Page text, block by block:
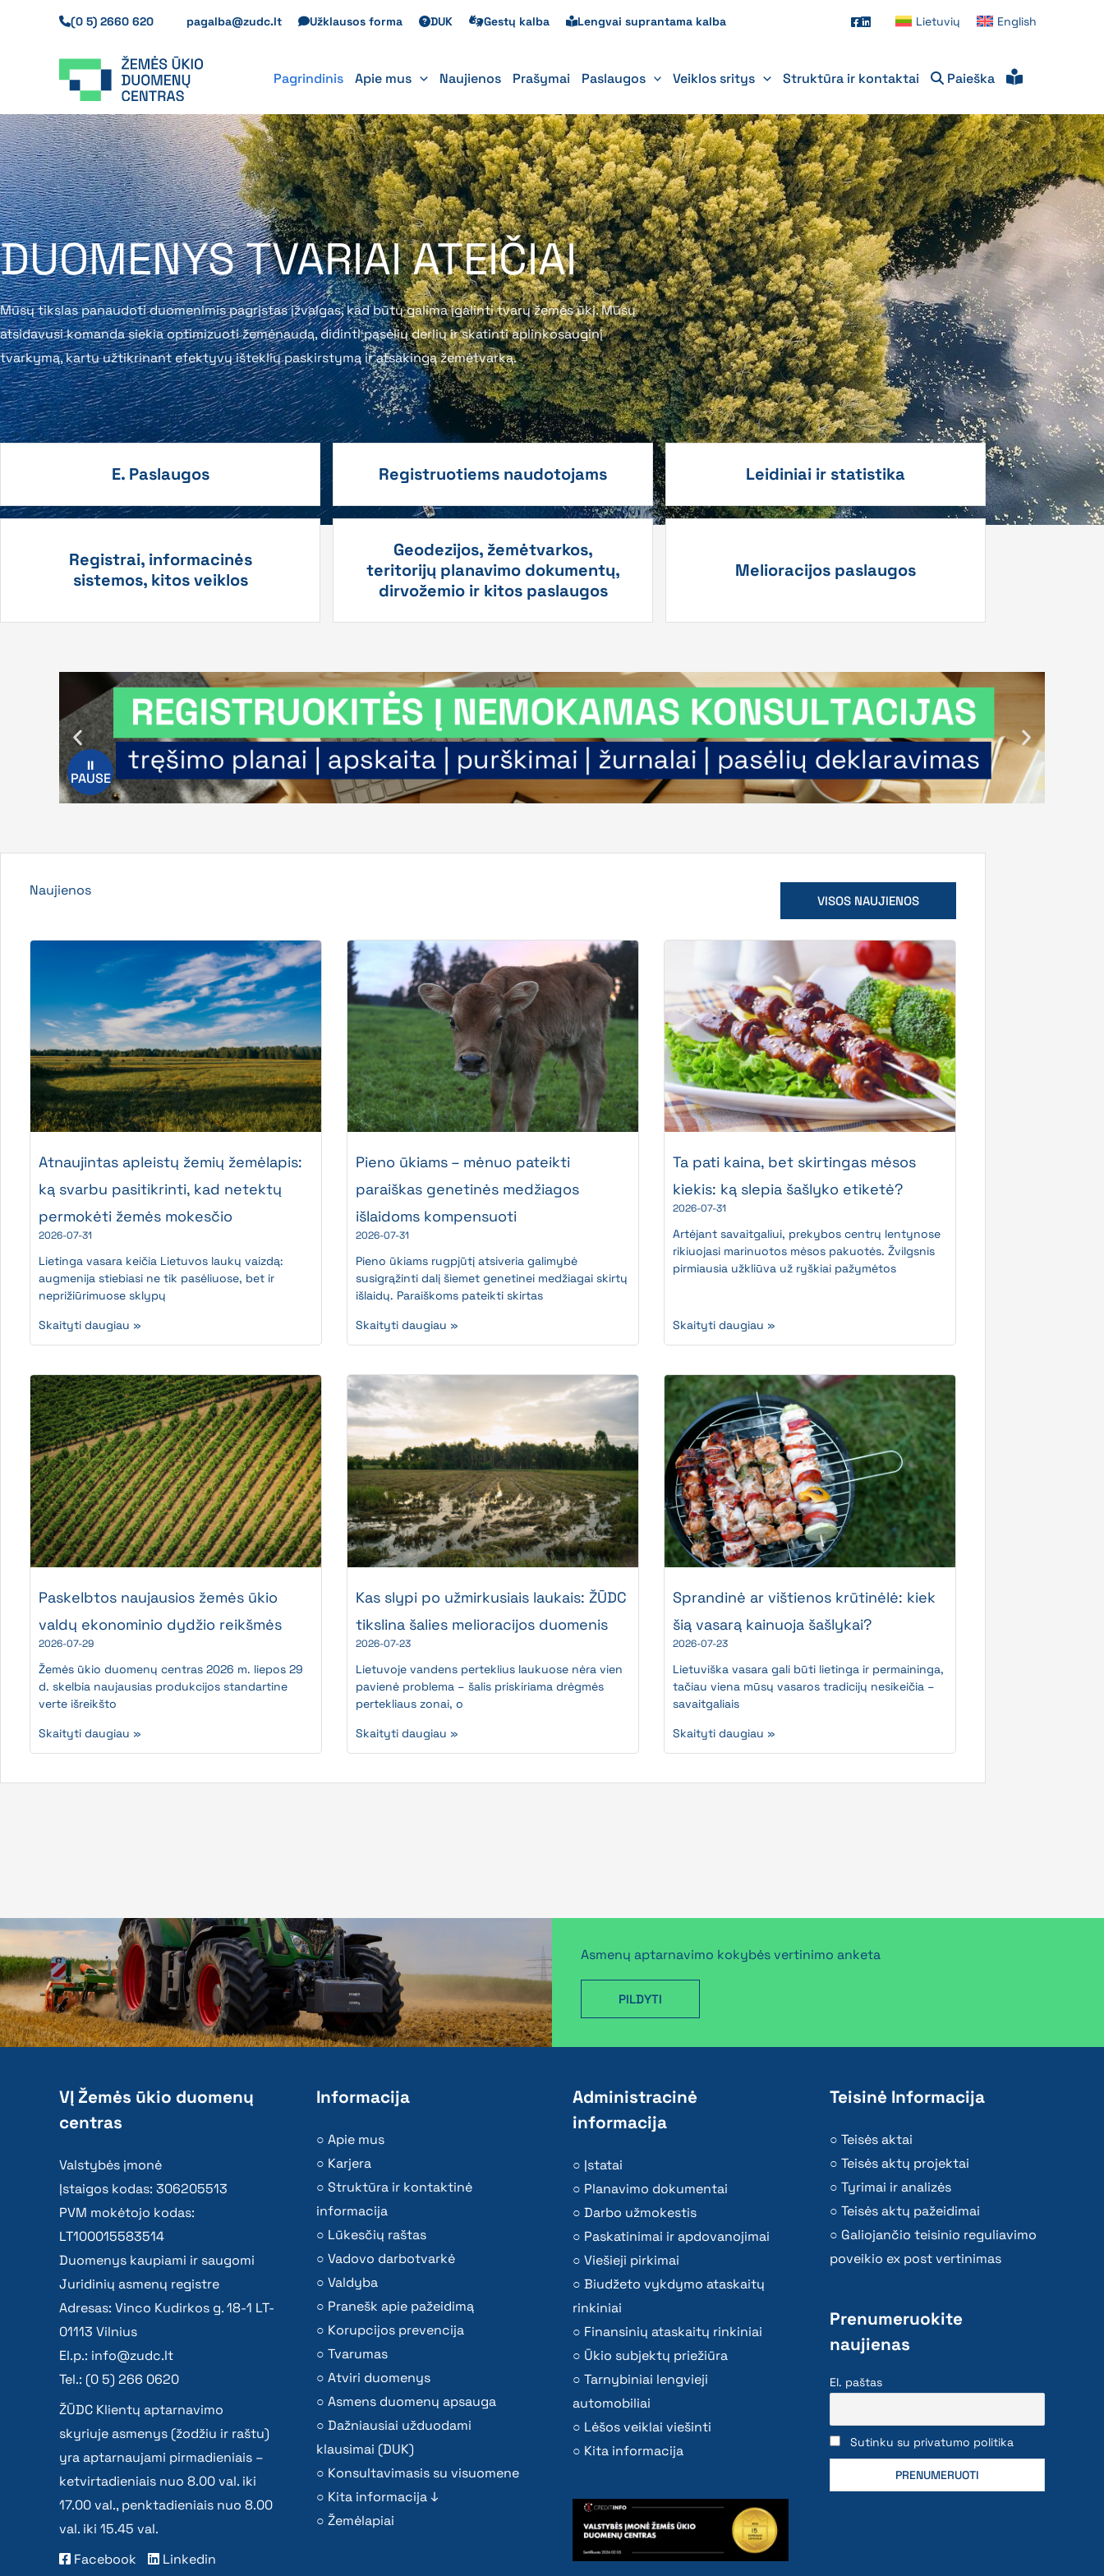
(0 5) 2660 620 pagalba@zudc.lt Užklausos forma DUK Gestų kalba Lengvai suprantama kalba Lietuvių English
Pagrindinis Apie mus Naujienos Prašymai Paslaugos Veiklos sritys Struktūra ir kontaktai Paieška
DUOMENYS TVARIAI ATEIČIAI
Mūsų tikslas panaudoti duomenimis pagrįstas įžvalgas, kad būtų galima įgalinti tvarų žemės ūkį. Mūsų
atsidavusi komanda siekia optimizuoti žemėnaudą, didinti pasėlių derlių ir skatinti aplinkosauginį
tvarkymą, kartu užtikrinant efektyvų išteklių paskirstymą ir atsakingą žemėtvarką.
E. Paslaugos Registruotiems naudotojams Leidiniai ir statistika
Registrai, informacinės
sistemos, kitos veiklos
Geodezijos, žemėtvarkos,
teritorijų planavimo dokumentų,
dirvožemio ir kitos paslaugos
Melioracijos paslaugos
⏸
PAUSE
Naujienos
VISOS NAUJIENOS
Atnaujintas apleistų žemių žemėlapis:
ką svarbu pasitikrinti, kad netektų
permokėti žemės mokesčio
2026-07-31
Lietinga vasara keičia Lietuvos laukų vaizdą:
augmenija stiebiasi ne tik pasėliuose, bet ir
neprižiūrimuose sklypų
Skaityti daugiau »
Pieno ūkiams – mėnuo pateikti
paraiškas genetinės medžiagos
išlaidoms kompensuoti
2026-07-31
Pieno ūkiams rugpjūtį atsiveria galimybė
susigrąžinti dalį šiemet genetinei medžiagai skirtų
išlaidų. Paraiškoms pateikti skirtas
Skaityti daugiau »
Ta pati kaina, bet skirtingas mėsos
kiekis: ką slepia šašlyko etiketė?
2026-07-31
Artėjant savaitgaliui, prekybos centrų lentynose
rikiuojasi marinuotos mėsos pakuotės. Žvilgsnis
pirmiausia užkliūva už ryškiai pažymėtos
Skaityti daugiau »
Paskelbtos naujausios žemės ūkio
valdų ekonominio dydžio reikšmės
2026-07-29
Žemės ūkio duomenų centras 2026 m. liepos 29
d. skelbia naujausias produkcijos standartine
verte išreikšto
Skaityti daugiau »
Kas slypi po užmirkusiais laukais: ŽŪDC
tikslina šalies melioracijos duomenis
2026-07-23
Lietuvoje vandens perteklius laukuose nėra vien
pavienė problema – šalis priskiriama drėgmės
pertekliaus zonai, o
Skaityti daugiau »
Sprandinė ar vištienos krūtinėlė: kiek
šią vasarą kainuoja šašlykai?
2026-07-23
Lietuviška vasara gali būti lietinga ir permaininga,
tačiau viena mūsų vasaros tradicijų nesikeičia –
savaitgaliais
Skaityti daugiau »
Asmenų aptarnavimo kokybės vertinimo anketa
PILDYTI
VĮ Žemės ūkio duomenų
centras
Valstybės įmonė
Įstaigos kodas: 306205513
PVM mokėtojo kodas:
LT100015583514
Duomenys kaupiami ir saugomi
Juridinių asmenų registre
Adresas: Vinco Kudirkos g. 18-1 LT-
01113 Vilnius
El.p.: info@zudc.lt
Tel.: (0 5) 266 0620
ŽŪDC Klientų aptarnavimo
skyriuje asmenys (žodžiu ir raštu)
yra aptarnaujami pirmadieniais –
ketvirtadieniais nuo 8.00 val. iki
17.00 val., penktadieniais nuo 8.00
val. iki 15.45 val.
Facebook
Linkedin
Informacija
Apie mus
Karjera
Struktūra ir kontaktinė
informacija
Lūkesčių raštas
Vadovo darbotvarkė
Valdyba
Pranešk apie pažeidimą
Korupcijos prevencija
Tvarumas
Atviri duomenys
Asmens duomenų apsauga
Dažniausiai užduodami
klausimai (DUK)
Konsultavimasis su visuomene
Kita informacija ↓
Žemėlapiai
Administracinė
informacija
Įstatai
Planavimo dokumentai
Darbo užmokestis
Paskatinimai ir apdovanojimai
Viešieji pirkimai
Biudžeto vykdymo ataskaitų
rinkiniai
Finansinių ataskaitų rinkiniai
Ūkio subjektų priežiūra
Tarnybiniai lengvieji
automobiliai
Lėšos veiklai viešinti
Kita informacija
Teisinė Informacija
Teisės aktai
Teisės aktų projektai
Tyrimai ir analizės
Teisės aktų pažeidimai
Galiojančio teisinio reguliavimo
poveikio ex post vertinimas
Prenumeruokite
naujienas
El. paštas
Sutinku su privatumo politika